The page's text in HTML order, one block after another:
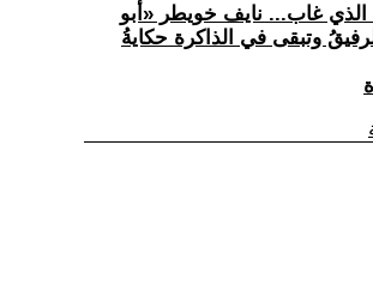
الذي غاب... نايف خويطر «أبو
وتبقى في الذاكرة حكايةُ